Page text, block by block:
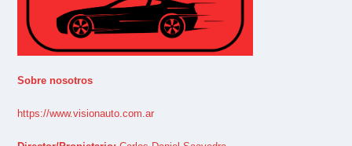
Sobre nosotros
https://www.visionauto.com.ar